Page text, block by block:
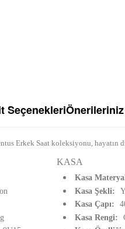
SeçenekleriÖnerileriniz
Erkek Saat koleksiyonu,
KASA
Kasa
Kasa Şekli:
Kasa Çapı:
Kasa Rengi: